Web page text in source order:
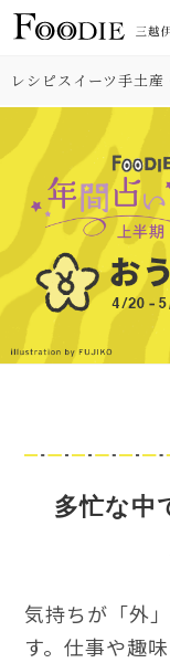
レシピスイーツ手土産
多忙な中
気持ちが「外
す。仕事や趣